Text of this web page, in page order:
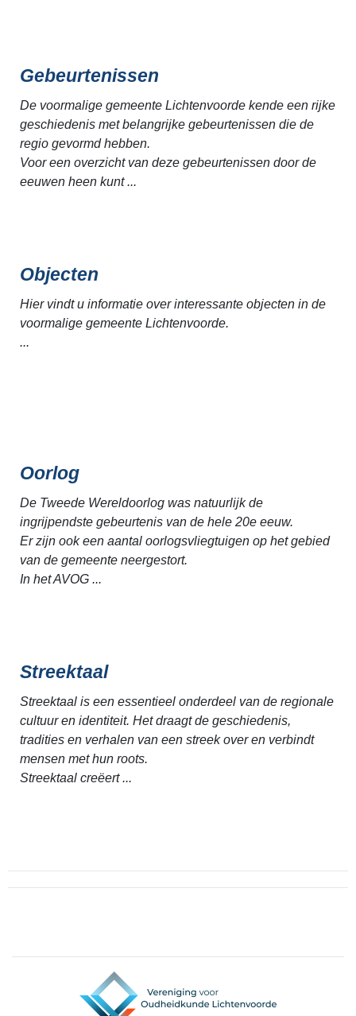
Gebeurtenissen
De voormalige gemeente Lichtenvoorde kende een rijke
geschiedenis met belangrijke gebeurtenissen die de
regio gevormd hebben.
Voor een overzicht van deze gebeurtenissen door de
eeuwen heen kunt ...
Objecten
Hier vindt u informatie over interessante objecten in de
voormalige gemeente Lichtenvoorde.
...
Oorlog
De Tweede Wereldoorlog was natuurlijk de
ingrijpendste gebeurtenis van de hele 20e eeuw.
Er zijn ook een aantal oorlogsvliegtuigen op het gebied
van de gemeente neergestort.
In het AVOG ...
Streektaal
Streektaal is een essentieel onderdeel van de regionale
cultuur en identiteit. Het draagt de geschiedenis,
tradities en verhalen van een streek over en verbindt
mensen met hun roots.
Streektaal creëert ...